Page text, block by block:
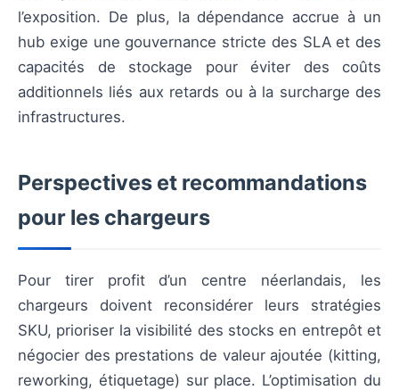
l’exposition. De plus, la dépendance accrue à un
hub exige une gouvernance stricte des SLA et des
capacités de stockage pour éviter des coûts
additionnels liés aux retards ou à la surcharge des
infrastructures.
Perspectives et recommandations
pour les chargeurs
Pour tirer profit d’un centre néerlandais, les
chargeurs doivent reconsidérer leurs stratégies
SKU, prioriser la visibilité des stocks en entrepôt et
négocier des prestations de valeur ajoutée (kitting,
reworking, étiquetage) sur place. L’optimisation du